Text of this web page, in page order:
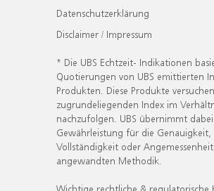
Datenschutzerklärung
Disclaimer / Impressum
* Die UBS Echtzeit- Indikationen
Quotierungen von UBS emittierten
Produkten. Diese Produkte
zugrundeliegenden Index im
nachzufolgen. UBS übernimmt
Gewährleistung für die Genauigkeit,
Vollständigkeit oder
angewandten Methodik.